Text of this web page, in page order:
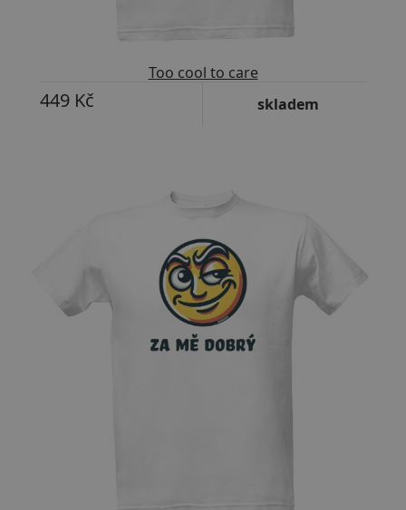
Too cool to care
449 Kč skladem
Přizpůsobitelný motiv